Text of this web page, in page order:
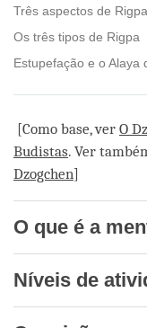
Três aspectos de Rigpa
Os três tipos de Rigpa
Estupefação e o Alaya
[Como base, ver O
Budistas. Ver
Dzogchen]
O que é a
Níveis de